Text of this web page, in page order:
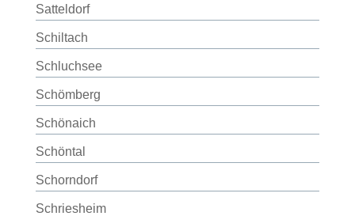
Satteldorf
Schiltach
Schluchsee
Schömberg
Schönaich
Schöntal
Schorndorf
Schriesheim